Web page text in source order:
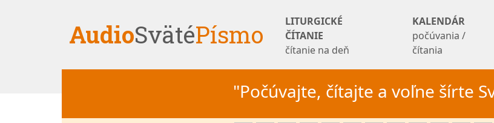
AudioSvätéPísmo
LITURGICKÉ
ČÍTANIE
čítanie na deň
KALENDÁR
počúvania /
čítania
"Počúvajte, čítajte a voľne šírte